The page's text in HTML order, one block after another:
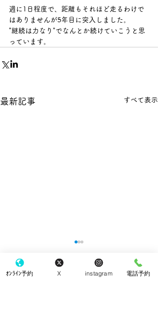
週に1日程度で、距離もそれほど走るわけで
はありませんが5年目に突入しました。
"継続は力なり"でなんとか続けていこうと思
っています。
最新記事 すべて表示
ｵﾝﾗｲﾝ予約 X instagram 電話予約